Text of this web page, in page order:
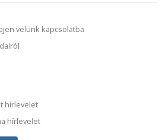
velünk kapcsolatba
hírlevelet
hírlevelet